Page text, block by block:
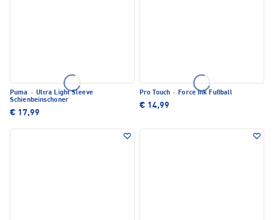
Puma · Ultra Light Sleeve
Schienbeinschoner
€ 17,99
Pro Touch · Force Ink Fußball
€ 14,99